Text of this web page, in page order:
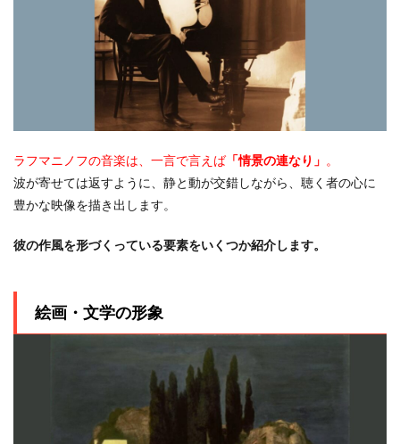
ラフマニノフの音楽は、一言で言えば「情景の連なり」 。
波が寄せては返すように、静と動が交錯しながら、聴く者の心に
豊かな映像を描き出します。
彼の作風を形づくっている要素をいくつか紹介します。
絵画・文学の形象